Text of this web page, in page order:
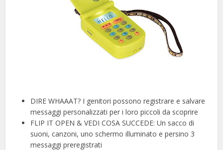
DIRE WHAAAT? I genitori possono registrare e salvare
messaggi personalizzati per i loro piccoli da scoprire
FLIP IT OPEN & VEDI COSA SUCCEDE: Un sacco di
suoni, canzoni, uno schermo illuminato e persino 3
messaggi preregistrati